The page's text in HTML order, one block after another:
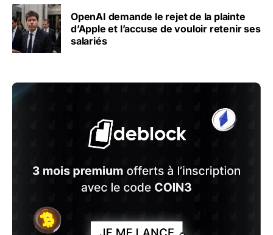
OpenAI demande le rejet de la plainte
d’Apple et l’accuse de vouloir retenir ses
salariés